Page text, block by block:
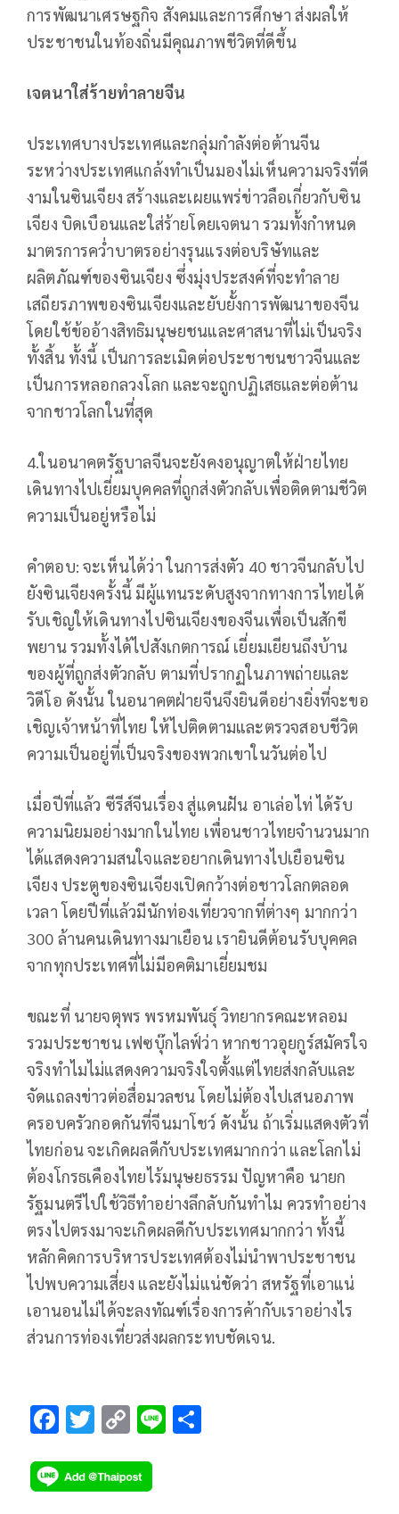
การพัฒนาเศรษฐกิจ สังคมและการศึกษา ส่งผลให้
ประชาชนในท้องถิ่นมีคุณภาพชีวิตที่ดีขึ้น
เจตนาใส่ร้ายทำลายจีน
ประเทศบางประเทศและกลุ่มกำลังต่อต้านจีน
ระหว่างประเทศแกล้งทำเป็นมองไม่เห็นความจริงที่ดี
งามในซินเจียง สร้างและเผยแพร่ข่าวลือเกี่ยวกับซิน
เจียง บิดเบือนและใส่ร้ายโดยเจตนา รวมทั้งกำหนด
มาตรการคว่ำบาตรอย่างรุนแรงต่อบริษัทและ
ผลิตภัณฑ์ของซินเจียง ซึ่งมุ่งประสงค์ที่จะทำลาย
เสถียรภาพของซินเจียงและยับยั้งการพัฒนาของจีน
โดยใช้ข้ออ้างสิทธิมนุษยชนและศาสนาที่ไม่เป็นจริง
ทั้งสิ้น ทั้งนี้ เป็นการละเมิดต่อประชาชนชาวจีนและ
เป็นการหลอกลวงโลก และจะถูกปฏิเสธและต่อต้าน
จากชาวโลกในที่สุด
4.ในอนาคตรัฐบาลจีนจะยังคงอนุญาตให้ฝ่ายไทย
เดินทางไปเยี่ยมบุคคลที่ถูกส่งตัวกลับเพื่อติดตามชีวิต
ความเป็นอยู่หรือไม่
คำตอบ: จะเห็นได้ว่า ในการส่งตัว 40 ชาวจีนกลับไป
ยังซินเจียงครั้งนี้ มีผู้แทนระดับสูงจากทางการไทยได้
รับเชิญให้เดินทางไปซินเจียงของจีนเพื่อเป็นสักขี
พยาน รวมทั้งได้ไปสังเกตการณ์ เยี่ยมเยียนถึงบ้าน
ของผู้ที่ถูกส่งตัวกลับ ตามที่ปรากฏในภาพถ่ายและ
วิดีโอ ดังนั้น ในอนาคตฝ่ายจีนจึงยินดีอย่างยิ่งที่จะขอ
เชิญเจ้าหน้าที่ไทย ให้ไปติดตามและตรวจสอบชีวิต
ความเป็นอยู่ที่เป็นจริงของพวกเขาในวันต่อไป
เมื่อปีที่แล้ว ซีรีส์จีนเรื่อง สู่แดนฝัน อาเล่อไท่ ได้รับ
ความนิยมอย่างมากในไทย เพื่อนชาวไทยจำนวนมาก
ได้แสดงความสนใจและอยากเดินทางไปเยือนซิน
เจียง ประตูของซินเจียงเปิดกว้างต่อชาวโลกตลอด
เวลา โดยปีที่แล้วมีนักท่องเที่ยวจากที่ต่างๆ มากกว่า
300 ล้านคนเดินทางมาเยือน เรายินดีต้อนรับบุคคล
จากทุกประเทศที่ไม่มีอคติมาเยี่ยมชม
ขณะที่ นายจตุพร พรหมพันธุ์ วิทยากรคณะหลอม
รวมประชาชน เฟซบุ๊กไลฟ์ว่า หากชาวอุยกูร์สมัครใจ
จริงทำไมไม่แสดงความจริงใจตั้งแต่ไทยส่งกลับและ
จัดแถลงข่าวต่อสื่อมวลชน โดยไม่ต้องไปเสนอภาพ
ครอบครัวกอดกันที่จีนมาโชว์ ดังนั้น ถ้าเริ่มแสดงตัวที่
ไทยก่อน จะเกิดผลดีกับประเทศมากกว่า และโลกไม่
ต้องโกรธเคืองไทยไร้มนุษยธรรม ปัญหาคือ นายก
รัฐมนตรีไปใช้วิธีทำอย่างลึกลับกันทำไม ควรทำอย่าง
ตรงไปตรงมาจะเกิดผลดีกับประเทศมากกว่า ทั้งนี้
หลักคิดการบริหารประเทศต้องไม่นำพาประชาชน
ไปพบความเสี่ยง และยังไม่แน่ชัดว่า สหรัฐที่เอาแน่
เอานอนไม่ได้จะลงทัณฑ์เรื่องการค้ากับเราอย่างไร
ส่วนการท่องเที่ยวส่งผลกระทบชัดเจน.
F
e
b
T
tt
er
C
p
y
Li